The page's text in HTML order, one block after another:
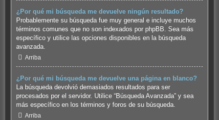
¿Por qué mi búsqueda me devuelve ningún resultado?
Probablemente su búsqueda fue muy general e incluye muchos
términos comunes que no son indexados por phpBB. Sea más
específico y utilice las opciones disponibles en la búsqueda
avanzada.
Arriba
¿Por qué mi búsqueda me devuelve una página en blanco?
La búsqueda devolvió demasiados resultados para ser
procesados por el servidor. Utilice “Búsqueda Avanzada” y sea
más específico en los términos y foros de su búsqueda.
Arriba